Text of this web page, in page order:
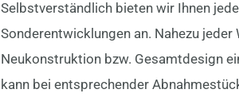
Selbstverständlich bieten wir Ihnen
Sonderentwicklungen an. Nahezu jeder
Neukonstruktion bzw. Gesamtdesign
kann bei entsprechender